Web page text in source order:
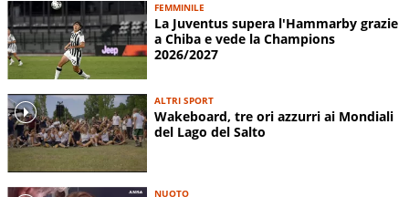
FEMMINILE
La Juventus supera l'Hammarby grazie
a Chiba e vede la Champions
2026/2027
ALTRI SPORT
Wakeboard, tre ori azzurri ai Mondiali
del Lago del Salto
NUOTO